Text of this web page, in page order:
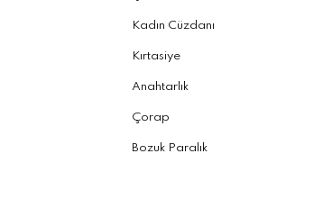
Kadın Cüzdanı
Kırtasiye
Anahtarlık
Çorap
Bozuk Paralık